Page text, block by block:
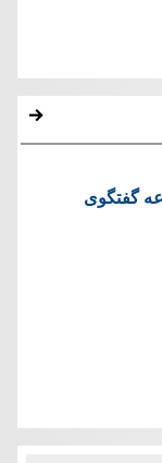
گفتگوی